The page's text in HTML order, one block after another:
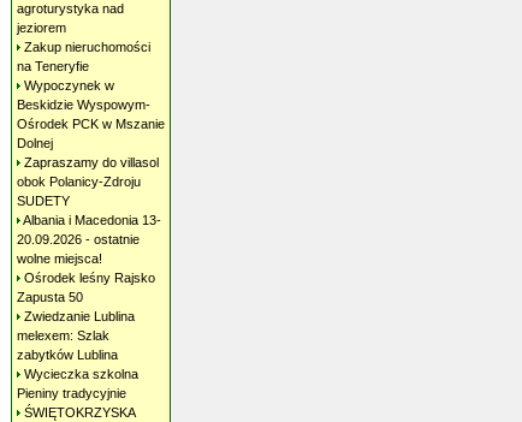
agroturystyka nad
jeziorem
Zakup nieruchomości
na Teneryfie
Wypoczynek w
Beskidzie Wyspowym-
Ośrodek PCK w Mszanie
Dolnej
Zapraszamy do villasol
obok Polanicy-Zdroju
SUDETY
Albania i Macedonia 13-
20.09.2026 - ostatnie
wolne miejsca!
Ośrodek leśny Rajsko
Zapusta 50
Zwiedzanie Lublina
melexem: Szlak
zabytków Lublina
Wycieczka szkolna
Pieniny tradycyjnie
ŚWIĘTOKRZYSKA